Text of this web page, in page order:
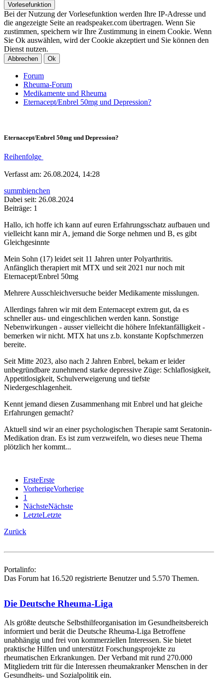
Vorlesefunktion
Bei der Nutzung der Vorlesefunktion werden Ihre IP-Adresse und
die angezeigte Seite an readspeaker.com übertragen. Wenn Sie
zustimmen, speichern wir Ihre Zustimmung in einem Cookie. Wenn
Sie Ok auswählen, wird der Cookie akzeptiert und Sie können den
Dienst nutzen.
Abbrechen Ok
Forum
Rheuma-Forum
Medikamente und Rheuma
Eternacept/Enbrel 50mg und Depression?
Eternacept/Enbrel 50mg und Depression?
Reihenfolge
Verfasst am: 26.08.2024, 14:28
summbienchen
Dabei seit: 26.08.2024
Beiträge: 1
Hallo, ich hoffe ich kann auf euren Erfahrungsschatz aufbauen und
vielleicht kann mir A, jemand die Sorge nehmen und B, es gibt
Gleichgesinnte
Mein Sohn (17) leidet seit 11 Jahren unter Polyarthritis.
Anfänglich therapiert mit MTX und seit 2021 nur noch mit
Eternacept/Enbrel 50mg
Mehrere Ausschleichversuche beider Medikamente misslungen.
Allerdings fahren wir mit dem Enternacept extrem gut, da es
schneller aus- und eingeschlichen werden kann. Sonstige
Nebenwirkungen - ausser vielleicht die höhere Infektanfälligkeit -
bemerken wir nicht. MTX hat uns z.b. konstante Kopfschmerzen
bereite.
Seit Mitte 2023, also nach 2 Jahren Enbrel, bekam er leider
unbegründbare zunehmend starke depressive Züge: Schlaflosigkeit,
Appetitlosigkeit, Schulverweigerung und tiefste
Niedergeschlagenheit.
Kennt jemand diesen Zusammenhang mit Enbrel und hat gleiche
Erfahrungen gemacht?
Aktuell sind wir an einer psychologischen Therapie samt Seratonin-
Medikation dran. Es ist zum verzweifeln, wo dieses neue Thema
plötzlich her kommt...
ErsteErste
VorherigeVorherige
1
NächsteNächste
LetzteLetzte
Zurück
Portalinfo:
Das Forum hat 16.520 registrierte Benutzer und 5.570 Themen.
Die Deutsche Rheuma-Liga
Als größte deutsche Selbsthilfe­organisation im Gesundheitsbereich
informiert und berät die Deutsche Rheuma-Liga Betroffene
unabhängig und frei von kommerziellen Interessen. Sie bietet
praktische Hilfen und unterstützt Forschungsprojekte zu
rheumatischen Erkrankungen. Der Verband mit rund 270.000
Mitgliedern tritt für die Interessen rheumakranker Menschen in der
Gesundheits- und Sozialpolitik ein.